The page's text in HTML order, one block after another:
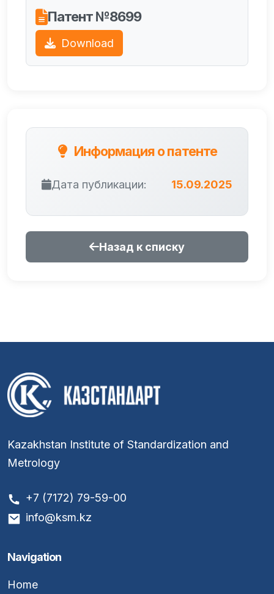
Патент №8699
Download
Информация о патенте
Дата публикации: 15.09.2025
Назад к списку
Kazakhstan Institute of Standardization and
Metrology
+7 (7172) 79-59-00
info@ksm.kz
Navigation
Home